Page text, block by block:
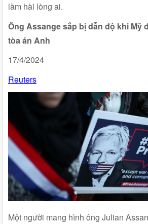
làm hài lòng ai.
Ông Assange sắp bị dẫn độ khi Mỹ
tòa án Anh
17/4/2024
Reuters
Một người mang hình ông Julian